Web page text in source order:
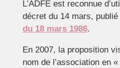
L’ADFE est reconnue
décret du 14 mars, publié
du 18 mars 1986.
En 2007, la proposition
nom de l’association en «